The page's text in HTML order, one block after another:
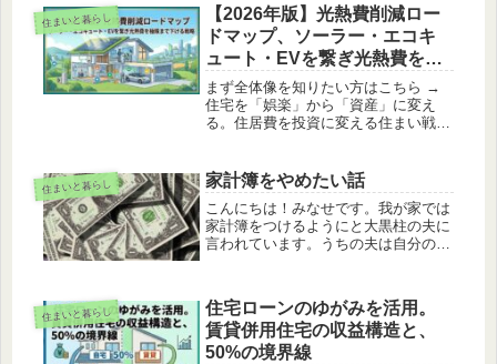
新築という選択肢を一度リセットし、
「家が家計を助けてくれる仕組み」を
中古...
住まいと暮らし
【2026年版】光熱費削減ロー
ドマップ、ソーラー・エコキ
ュート・EVを繋ぎ光熱費を極
限まで下げる戦略
まず全体像を知りたい方はこちら →
住宅を「娯楽」から「資産」に変え
る。住居費を投資に変える住まい戦略
しても損をするだけだ」ネットやSNS
を見ていると、そんな悲観的な意見
を...
住まいと暮らし 家計簿をやめたい話
こんにちは！みなせです。我が家では
家計簿をつけるようにと大黒柱の夫に
言われています。うちの夫は自分のお
の時の費用も1円単位でつけている人
です。よく言えば真面目で、そして倹
約...
住まいと暮らし
​住宅ローンのゆがみを活用。
賃貸併用住宅の収益構造と、
50%の境界線